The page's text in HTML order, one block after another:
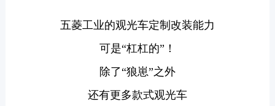
五菱工业的观光车定制改装能力
可是“杠杠的”！
除了“狼崽”之外
还有更多款式观光车